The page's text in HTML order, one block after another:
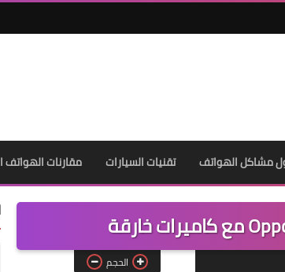
مشاكل الهواتف تقنيات السيارات مقارنات الهواتف
الحجم